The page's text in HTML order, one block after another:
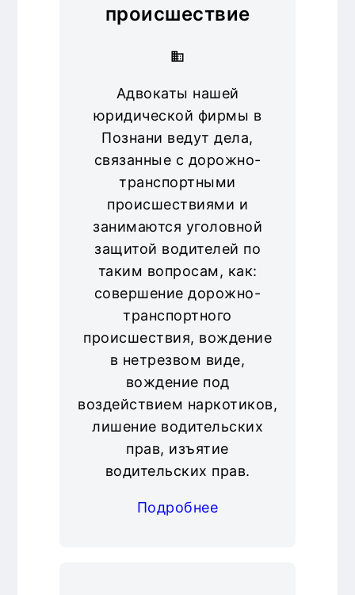
происшествие
Адвокаты нашей
юридической фирмы в
Познани ведут дела,
связанные с дорожно-
транспортными
происшествиями и
занимаются уголовной
защитой водителей по
таким вопросам, как:
совершение дорожно-
транспортного
происшествия, вождение
в нетрезвом виде,
вождение под
воздействием наркотиков,
лишение водительских
прав, изъятие
водительских прав.
Подробнее